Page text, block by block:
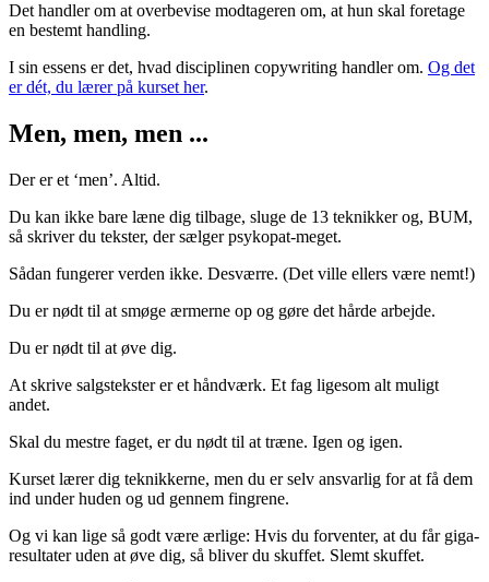
Det handler om at overbevise modtageren om, at hun skal foretage
en bestemt handling.
I sin essens er det, hvad disciplinen copywriting handler om. Og det
er dét, du lærer på kurset her.
Men, men, men ...
Der er et ‘men’. Altid.
Du kan ikke bare læne dig tilbage, sluge de 13 teknikker og, BUM,
så skriver du tekster, der sælger psykopat-meget.
Sådan fungerer verden ikke. Desværre. (Det ville ellers være nemt!)
Du er nødt til at smøge ærmerne op og gøre det hårde arbejde.
Du er nødt til at øve dig.
At skrive salgstekster er et håndværk. Et fag ligesom alt muligt
andet.
Skal du mestre faget, er du nødt til at træne. Igen og igen.
Kurset lærer dig teknikkerne, men du er selv ansvarlig for at få dem
ind under huden og ud gennem fingrene.
Og vi kan lige så godt være ærlige: Hvis du forventer, at du får giga-
resultater uden at øve dig, så bliver du skuffet. Slemt skuffet.